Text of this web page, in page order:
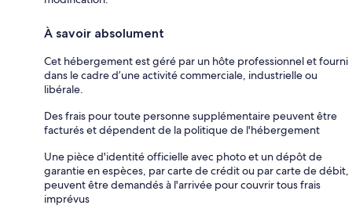
À savoir absolument
Cet hébergement est géré par un hôte professionnel et fourni
dans le cadre d’une activité commerciale, industrielle ou
libérale.
Des frais pour toute personne supplémentaire peuvent être
facturés et dépendent de la politique de l'hébergement
Une pièce d'identité officielle avec photo et un dépôt de
garantie en espèces, par carte de crédit ou par carte de débit,
peuvent être demandés à l'arrivée pour couvrir tous frais
imprévus